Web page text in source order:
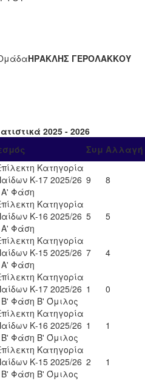
ΗΡΑΚΛΗΣ ΓΕΡΟΛΑΚΚΟΥ
2025 - 2026
Συμ Αλλαγή
Κατηγορία
Κ-17 2025/26
Φάση
9 8
Κατηγορία
Κ-16 2025/26
Φάση
5 5
Κατηγορία
Κ-15 2025/26
Φάση
7 4
Κατηγορία
Κ-17 2025/26
Φάση Β' Όμιλος
1 0
Κατηγορία
Κ-16 2025/26
Φάση Β' Όμιλος
1 1
Κατηγορία
Κ-15 2025/26
Φάση Β' Όμιλος
2 1